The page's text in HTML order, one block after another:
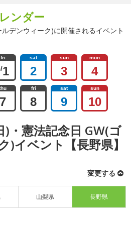
ンダー
デンウィーク)に開催されるイベント
fri
1
sat
2
sun
3
mon
4
7
fri
8
sat
9
sun
10
・憲法記念日 GW(ゴ
)イベント【長野県】
変更する
山梨県 長野県